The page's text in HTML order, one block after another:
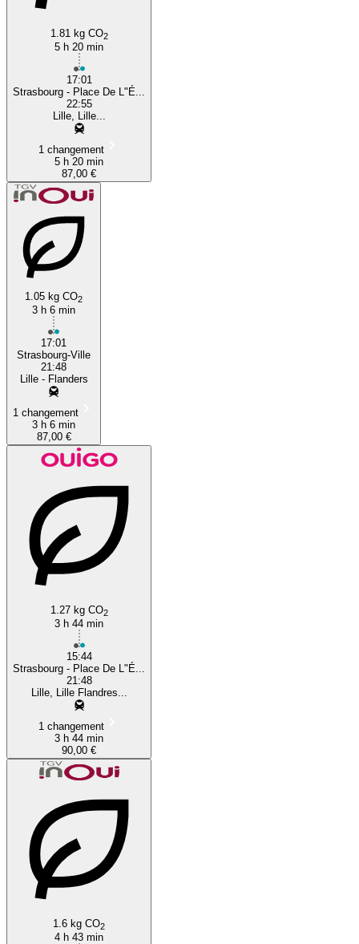
1.81 kg CO2
5 h 20 min
17:01
Strasbourg - Place De L"É...
22:55
Lille, Lille...
1 changement
5 h 20 min
87,00 €
1.05 kg CO2
3 h 6 min
17:01
Strasbourg-Ville
21:48
Lille - Flanders
1 changement
3 h 6 min
87,00 €
1.27 kg CO2
3 h 44 min
15:44
Strasbourg - Place De L"É...
21:48
Lille, Lille Flandres...
1 changement
3 h 44 min
90,00 €
1.6 kg CO2
4 h 43 min